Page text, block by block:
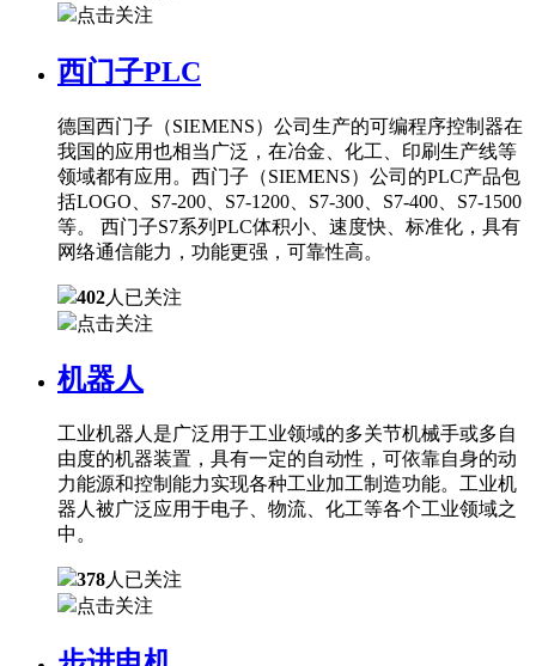
点击关注
西门子PLC
德国西门子（SIEMENS）公司生产的可编程序控制器在
我国的应用也相当广泛，在冶金、化工、印刷生产线等
领域都有应用。西门子（SIEMENS）公司的PLC产品包
括LOGO、S7-200、S7-1200、S7-300、S7-400、S7-1500
等。 西门子S7系列PLC体积小、速度快、标准化，具有
网络通信能力，功能更强，可靠性高。
402人已关注
点击关注
机器人
工业机器人是广泛用于工业领域的多关节机械手或多自
由度的机器装置，具有一定的自动性，可依靠自身的动
力能源和控制能力实现各种工业加工制造功能。工业机
器人被广泛应用于电子、物流、化工等各个工业领域之
中。
378人已关注
点击关注